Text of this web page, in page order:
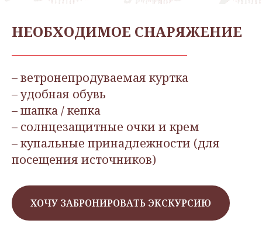
НЕОБХОДИМОЕ СНАРЯЖЕНИЕ
– ветронепродуваемая куртка
– удобная обувь
– шапка / кепка
– солнцезащитные очки и крем
– купальные принадлежности (для
посещения источников)
ХОЧУ ЗАБРОНИРОВАТЬ ЭКСКУРСИЮ